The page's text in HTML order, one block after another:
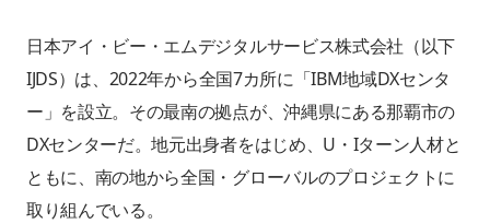
日本アイ・ビー・エムデジタルサービス株式会社（以下
IJDS）は、2022年から全国7カ所に「IBM地域DXセンタ
ー」を設立。その最南の拠点が、沖縄県にある那覇市の
DXセンターだ。地元出身者をはじめ、U・Iターン人材と
ともに、南の地から全国・グローバルのプロジェクトに
取り組んでいる。